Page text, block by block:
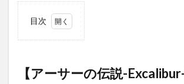
目次
の魅力と
は？
【アーサーの伝説-